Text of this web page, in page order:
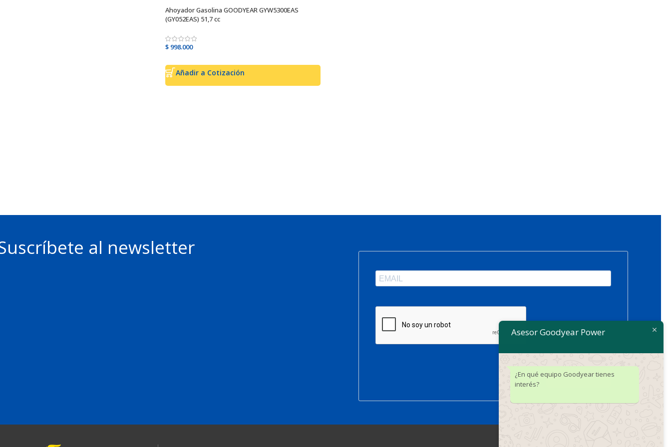
Ahoyador Gasolina GOODYEAR GYW5300EAS
(GY052EAS) 51,7 cc
$ 998.000
Añadir a Cotización
al newsletter
SUSCRIBIRSE
Asesor Goodyear Power
¿En qué equipo Goodyear tienes
interés?